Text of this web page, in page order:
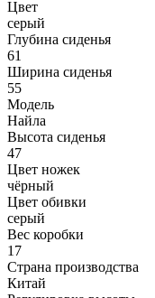
Цвет
серый
Глубина сиденья
61
Ширина сиденья
55
Модель
Найла
Высота сиденья
47
Цвет ножек
чёрный
Цвет обивки
серый
Вес коробки
17
Страна производства
Китай